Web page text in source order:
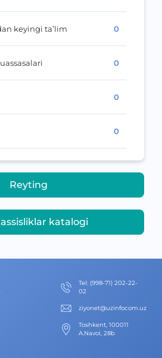
keyingi ta’lim 0
0
0
0
Reyting
katalogi
Теl: (998-71) 202-22-
02
ziyonet@uzinfocom.uz
Toshkent, 100011
A.Navoi, 28b